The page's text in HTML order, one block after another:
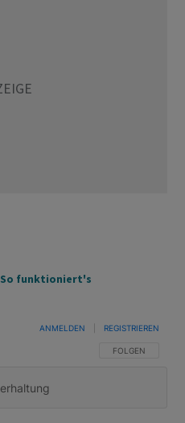
So funktioniert's
FOLGE DIESER
FOLGEN
ANMELDEN REGISTRIEREN